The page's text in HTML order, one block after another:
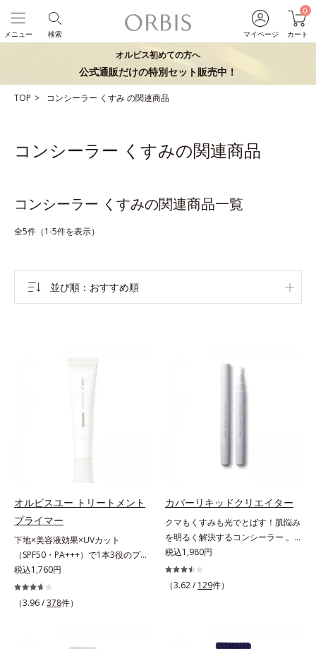
マイページ
0
カート
検索
メニュー
オルビス初めての方へ
公式通販だけの特別セット販売中！
TOP コンシーラー くすみの関連商品
コンシーラー くすみの関連商品
コンシーラー くすみの関連商品一覧
全5件（1-5件を表示）
並び順 おすすめ順
オルビスユー トリートメント
プライマー
下地×美容液効果×UVカット
（SPF50・PA+++）で1本3役のプラ
イマー。凹凸をつるんとなめらかに
(*1)整え、化粧ノリUPの高機能化粧
下地。“塗るたび高まる、素肌の美
税込1,760円
（3.96 /378件）
カバーリキッドクリエイター
クマもくすみも光でとばす！肌悩み
を明るく解決するコンシーラー 。
クマやくすみ(*)、年齢肌の抱えるお
悩みを、光で飛ばしてカバーするコ
ンシーラーです。黄ぐすみをカバー
カバーします。筆タイプのやわらか
税込1,980円
（3.62 / 129件）